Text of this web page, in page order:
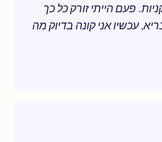
פעם הייתי זורק כל כך
עכשיו אני קונה בדיוק מה